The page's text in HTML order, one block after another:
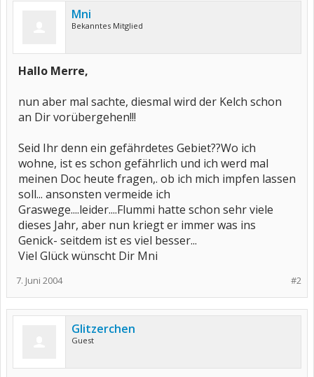
Mni
Bekanntes Mitglied
Hallo Merre,
nun aber mal sachte, diesmal wird der Kelch schon
an Dir vorübergehen!!!
Seid Ihr denn ein gefährdetes Gebiet??Wo ich
wohne, ist es schon gefährlich und ich werd mal
meinen Doc heute fragen,. ob ich mich impfen lassen
soll... ansonsten vermeide ich
Graswege....leider....Flummi hatte schon sehr viele
dieses Jahr, aber nun kriegt er immer was ins
Genick- seitdem ist es viel besser...
Viel Glück wünscht Dir Mni
#2
7. Juni 2004
Glitzerchen
Guest